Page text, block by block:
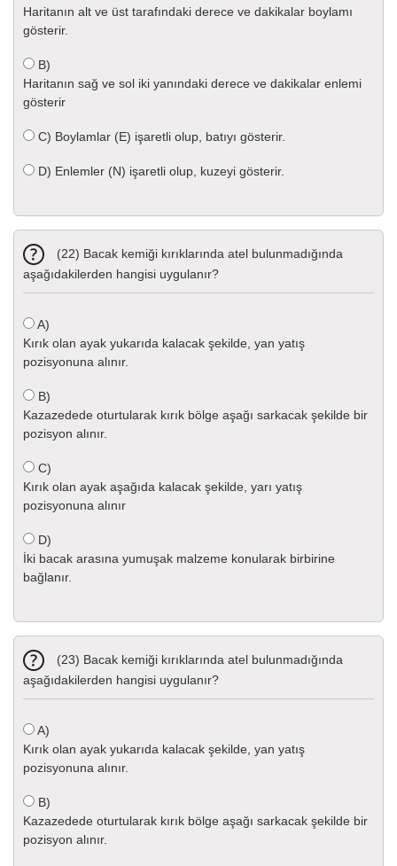
Haritanın alt ve üst tarafındaki derece ve dakikalar boylamı
gösterir.
B)
Haritanın sağ ve sol iki yanındaki derece ve dakikalar enlemi
gösterir
C) Boylamlar (E) işaretli olup, batıyı gösterir.
D) Enlemler (N) işaretli olup, kuzeyi gösterir.
(22) Bacak kemiği kırıklarında atel bulunmadığında
aşağıdakilerden hangisi uygulanır?
A)
Kırık olan ayak yukarıda kalacak şekilde, yan yatış
pozisyonuna alınır.
B)
Kazazedede oturtularak kırık bölge aşağı sarkacak şekilde bir
pozisyon alınır.
C)
Kırık olan ayak aşağıda kalacak şekilde, yarı yatış
pozisyonuna alınır
D)
İki bacak arasına yumuşak malzeme konularak birbirine
bağlanır.
(23) Bacak kemiği kırıklarında atel bulunmadığında
aşağıdakilerden hangisi uygulanır?
A)
Kırık olan ayak yukarıda kalacak şekilde, yan yatış
pozisyonuna alınır.
B)
Kazazedede oturtularak kırık bölge aşağı sarkacak şekilde bir
pozisyon alınır.